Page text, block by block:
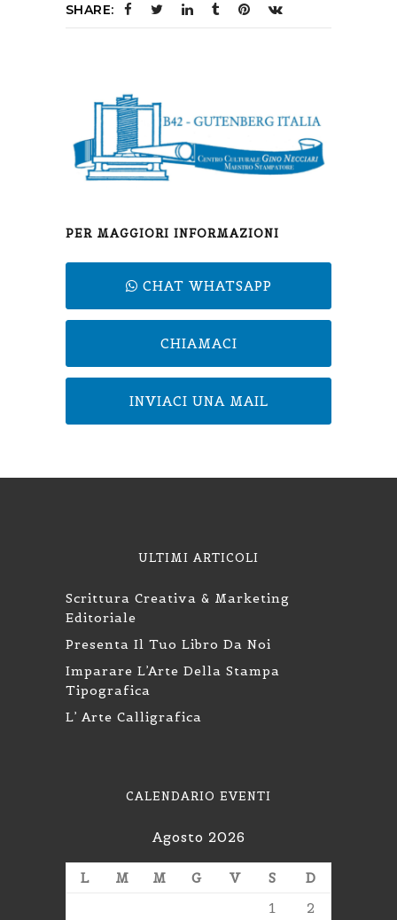
SHARE:
PER MAGGIORI INFORMAZIONI
CHAT WHATSAPP
CHIAMACI
INVIACI UNA MAIL
ULTIMI ARTICOLI
Scrittura Creativa & Marketing
Editoriale
Presenta Il Tuo Libro Da Noi
Imparare L’Arte Della Stampa
Tipografica
L’ Arte Calligrafica
CALENDARIO EVENTI
Agosto 2026
L M M G V S
D
1
2